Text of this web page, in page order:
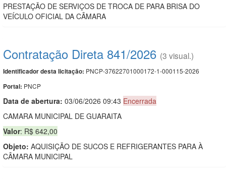
PRESTAÇÃO DE SERVIÇOS DE TROCA DE PARA BRISA DO
VEÍCULO OFICIAL DA CÂMARA
Contratação Direta 841/2026 (3 visual.)
Identificador desta licitação: PNCP-37622701000172-1-000115-2026
Portal: PNCP
Data de abertura: 03/06/2026 09:43 Encerrada
CAMARA MUNICIPAL DE GUARAITA
Valor: R$ 642,00
Objeto: AQUISIÇÃO DE SUCOS E REFRIGERANTES PARA À
CÂMARA MUNICIPAL